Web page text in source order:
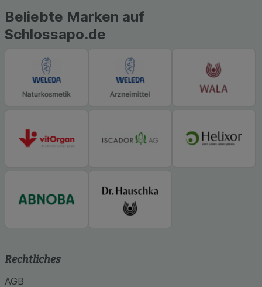
Beliebte Marken auf
Schlossapo.de
Rechtliches
AGB